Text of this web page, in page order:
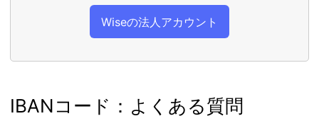
Wiseの法人アカウント
IBANコード：よくある質問